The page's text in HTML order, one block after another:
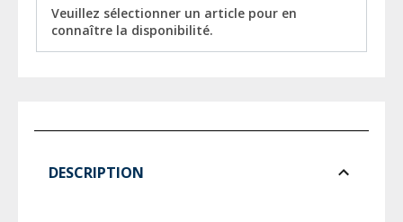
Veuillez sélectionner un article pour en
connaître la disponibilité.
DESCRIPTION